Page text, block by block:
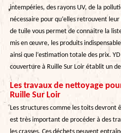
intempéries, des rayons UV, de la
nécessaire pour qu’elles retrouvent
de tuile vous permet de connaitre la
mis en œuvre, les produits
ainsi que l’estimation totale des prix.
couverture à Ruille Sur Loir établit un
Les travaux de nettoyage
Ruille Sur Loir
Les structures comme les toits
est très important de procéder à des